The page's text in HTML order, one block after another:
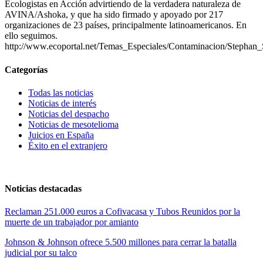
Categorías
Todas las noticias
Noticias de interés
Noticias del despacho
Noticias de mesotelioma
Juicios en España
Éxito en el extranjero
Noticias destacadas
Reclaman 251.000 euros a Cofivacasa y Tubos Reunidos por la
muerte de un trabajador por amianto
Johnson & Johnson ofrece 5.500 millones para cerrar la batalla
judicial por su talco